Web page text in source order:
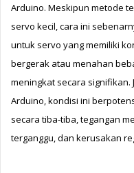
Arduino. Meskipun metode
servo kecil, cara ini
untuk servo yang memiliki
bergerak atau menahan
meningkat secara signifikan.
Arduino, kondisi ini
secara tiba-tiba, tegangan
terganggu, dan kerusakan